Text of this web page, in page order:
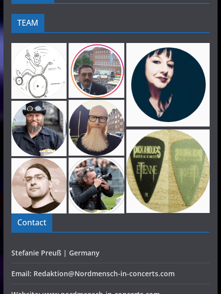
TEAM
Contact
Stefanie Preuß | Germany
Email: Redaktion@Nordmensch-in-concerts.com